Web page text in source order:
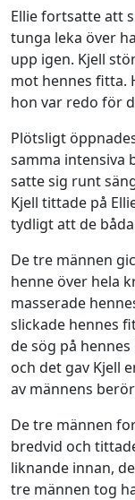
Ellie fortsatte att
tunga leka över
upp igen. Kjell
mot hennes fitta.
hon var redo för
Plötsligt
samma intensiva
satte sig runt
Kjell tittade på
tydligt att de
De tre männen
henne över hela
masserade
slickade hennes
de sög på
och det gav Kjell
av männens
De tre männen
bredvid och
liknande innan,
tre männen tog